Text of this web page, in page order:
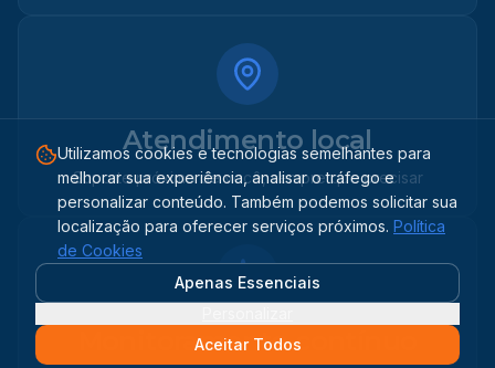
Utilizamos cookies e tecnologias semelhantes para
melhorar sua experiência, analisar o tráfego e
personalizar conteúdo. Também podemos solicitar sua
localização para oferecer serviços próximos. Política
de Cookies
Apenas Essenciais
Aceitar Todos
Atendimento local
Suporte próximo de você, sempre que precisar
Monitoramento contínuo